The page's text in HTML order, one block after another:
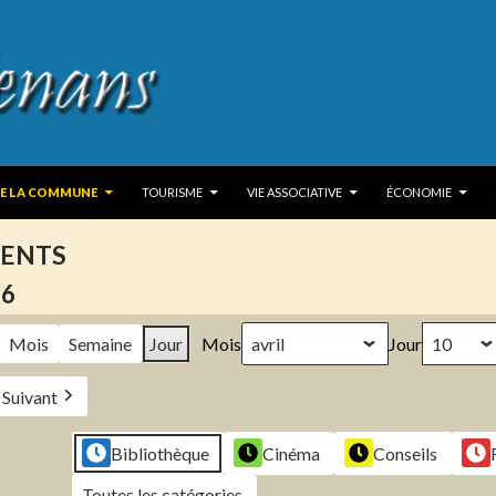
LA COMMUNE
TOURISME VIE ASSOCIATIVE ÉCONOMIE
Mois Semaine Jour Mois Jour
Suivant
Bibliothèque Cinéma Conseils